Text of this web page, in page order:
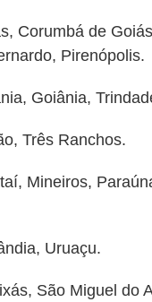
Corumbá de
Pirenópolis.
Goiânia,
Três Ranchos.
Mineiros,
Uruaçu.
São Miguel do